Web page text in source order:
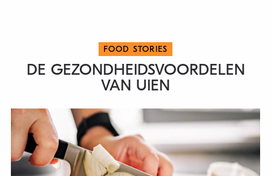
FOOD STORIES
DE GEZONDHEIDSVOORDELEN
VAN UIEN